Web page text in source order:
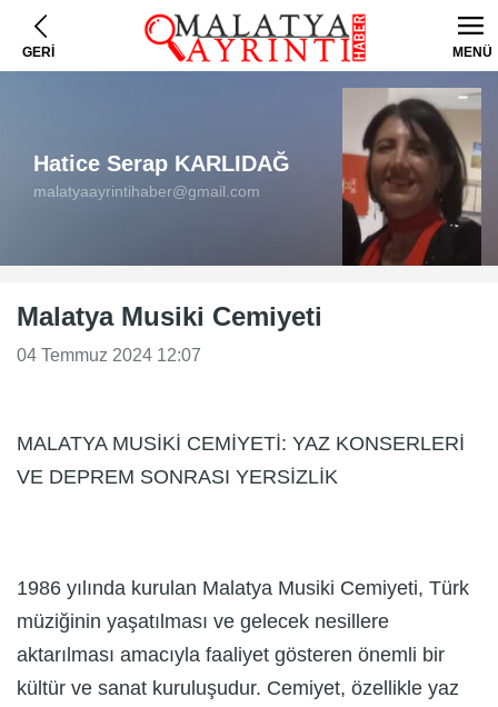
GERİ MENÜ
Hatice Serap KARLIDAĞ
malatyaayrintihaber@gmail.com
Malatya Musiki Cemiyeti
04 Temmuz 2024 12:07
MALATYA MUSİKİ CEMİYETİ: YAZ KONSERLERİ
VE DEPREM SONRASI YERSİZLİK
1986 yılında kurulan Malatya Musiki Cemiyeti, Türk
müziğinin yaşatılması ve gelecek nesillere
aktarılması amacıyla faaliyet gösteren önemli bir
kültür ve sanat kuruluşudur. Cemiyet, özellikle yaz